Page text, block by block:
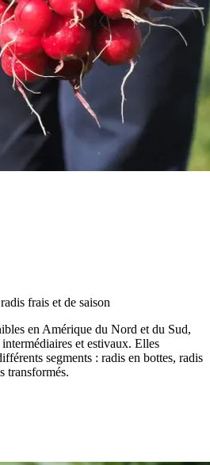
frais et de saison
en Amérique du Nord et du Sud,
et estivaux. Elles
segments : radis en bottes, radis
transformés.